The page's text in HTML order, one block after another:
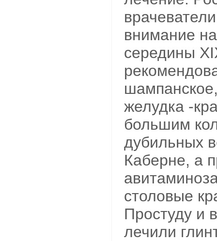
внимание
середины
желудка -
большим
дубильных
Каберне, а
столовые
Простуду и
лечили